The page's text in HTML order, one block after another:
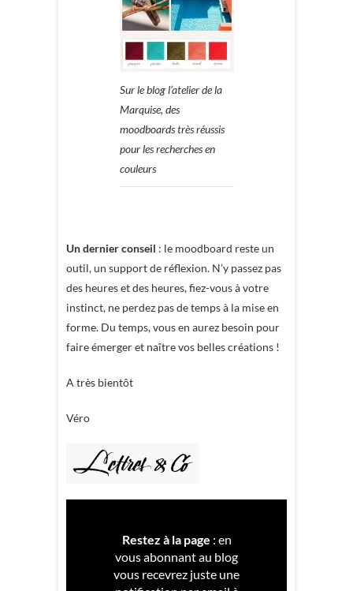
Sur le blog l’atelier de la
Marquise, des
moodboards très réussis
pour les recherches en
couleurs
Un dernier conseil : le moodboard reste un
outil, un support de réflexion. N’y passez pas
des heures et des heures, fiez-vous à votre
instinct, ne perdez pas de temps à la mise en
forme. Du temps, vous en aurez besoin pour
faire émerger et naître vos belles créations !
A très bientôt
Véro
Restez à la page : en
vous abonnant au blog
vous recevrez juste une